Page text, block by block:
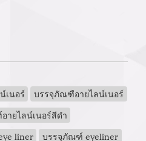
เนอร์
บรรจุภัณฑือายไลน์เนอร์
ายไลน์เนอร์สีดำ
liner
บรรจุภัณฑ์ eyeliner